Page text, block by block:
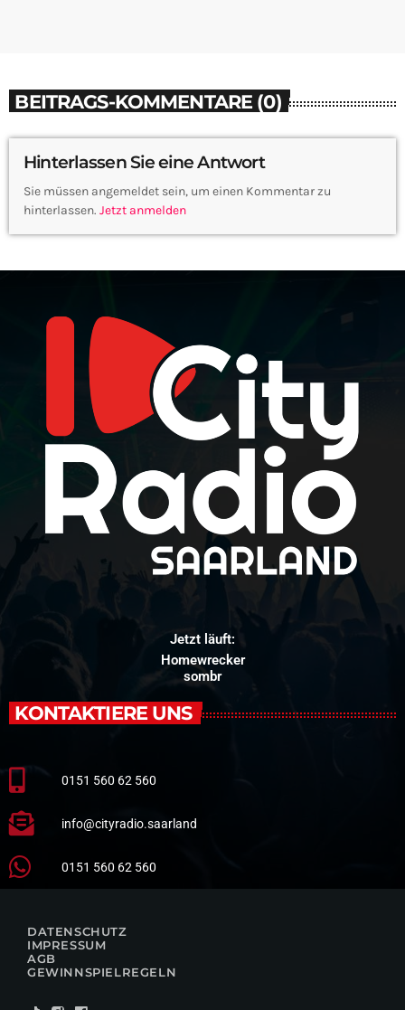
BEITRAGS-KOMMENTARE (0)
Hinterlassen Sie eine Antwort
Sie müssen angemeldet sein, um einen Kommentar zu
hinterlassen. Jetzt anmelden
Jetzt läuft:
Homewrecker
sombr
KONTAKTIERE UNS
0151 560 62 560
info@cityradio.saarland
0151 560 62 560
DATENSCHUTZ
IMPRESSUM
AGB
GEWINNSPIELREGELN